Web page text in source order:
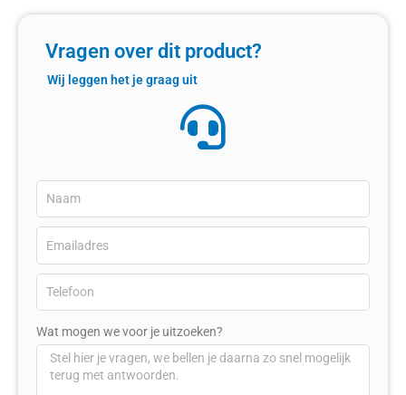
Vragen over dit product?
Wij leggen het je graag uit
Wat mogen we voor je uitzoeken?